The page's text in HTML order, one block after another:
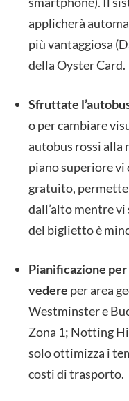
applicherà
più vantaggiosa
della Oyster Card.
Sfruttate
o per cambiare
autobus rossi alla
piano superiore
gratuito,
dall’alto mentre
del biglietto è
Pianificazione per
vedere per area
Westminster e
Zona 1; Notting
solo ottimizza i
costi di trasporto.